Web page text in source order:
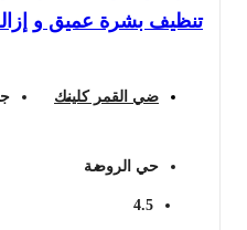
تنظيف بشرة عميق و إزالة
ضي القمر كلينك جده
حي الروضة
4.5